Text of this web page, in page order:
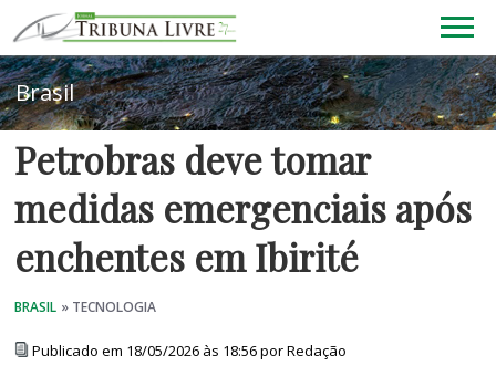
Petrobras deve tomar
medidas emergenciais após
enchentes em Ibirité
Publicado em 18/05/2026 às 18:56 por Redação